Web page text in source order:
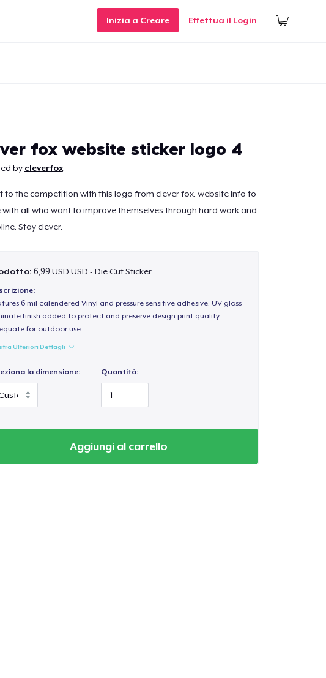
Inizia a Creare Effettua il Login
fox website sticker logo 4
by cleverfox
to the competition with this logo from clever fox. website info to
with all who want to improve themselves through hard work and
Stay clever.
6,99 USD USD - Die Cut Sticker
6 mil calendered Vinyl and pressure sensitive adhesive. UV gloss
finish added to protect and preserve design print quality.
for outdoor use.
Ulteriori Dettagli
la dimensione: Quantità:
Aggiungi al carrello